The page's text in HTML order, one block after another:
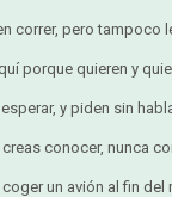
correr, pero tampoco
porque quieren y
y piden sin
conocer, nunca
un avión al fin